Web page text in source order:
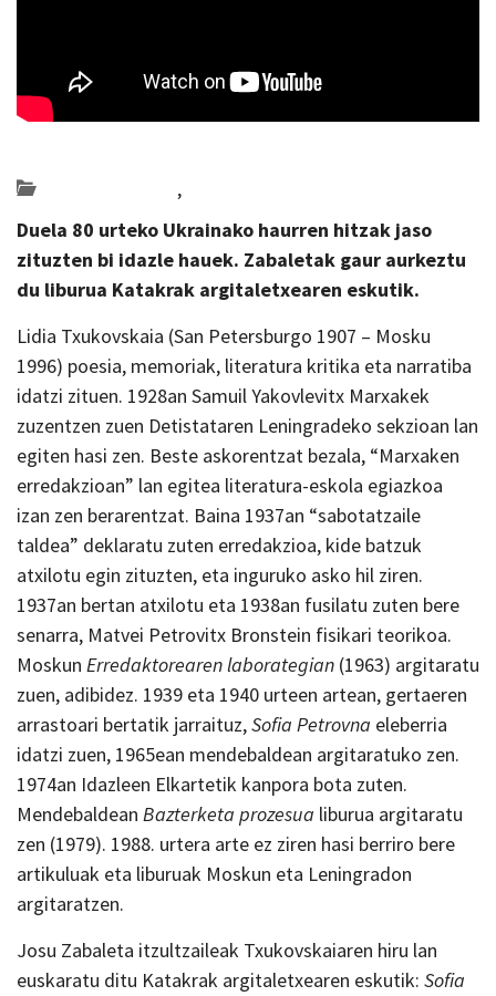
,
Duela 80 urteko Ukrainako haurren hitzak jaso
zituzten bi idazle hauek. Zabaletak gaur aurkeztu
du liburua Katakrak argitaletxearen eskutik.
Lidia Txukovskaia (San Petersburgo 1907 – Mosku
1996) poesia, memoriak, literatura kritika eta narratiba
idatzi zituen. 1928an Samuil Yakovlevitx Marxakek
zuzentzen zuen Detistataren Leningradeko sekzioan lan
egiten hasi zen. Beste askorentzat bezala, “Marxaken
erredakzioan” lan egitea literatura-eskola egiazkoa
izan zen berarentzat. Baina 1937an “sabotatzaile
taldea” deklaratu zuten erredakzioa, kide batzuk
atxilotu egin zituzten, eta inguruko asko hil ziren.
1937an bertan atxilotu eta 1938an fusilatu zuten bere
senarra, Matvei Petrovitx Bronstein fisikari teorikoa.
Moskun Erredaktorearen laborategian (1963) argitaratu
zuen, adibidez. 1939 eta 1940 urteen artean, gertaeren
arrastoari bertatik jarraituz,Sofia Petrovna eleberria
idatzi zuen, 1965ean mendebaldean argitaratuko zen.
1974an Idazleen Elkartetik kanpora bota zuten.
Mendebaldean Bazterketa prozesua liburua argitaratu
zen (1979). 1988. urtera arte ez ziren hasi berriro bere
artikuluak eta liburuak Moskun eta Leningradon
argitaratzen.
Josu Zabaleta itzultzaileak Txukovskaiaren hiru lan
euskaratu ditu Katakrak argitaletxearen eskutik: Sofia